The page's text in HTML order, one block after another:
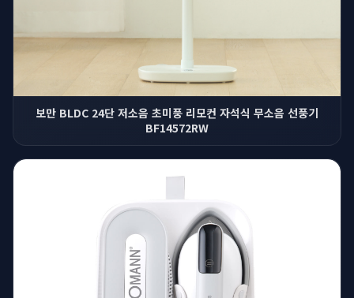
보만 BLDC 24단 저소음 초미풍 리모컨 자석식 무소음 선풍기
BF14572RW